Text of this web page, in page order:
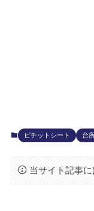
ピチットシート 台
当サイト記事に